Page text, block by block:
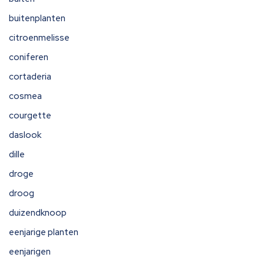
buitenplanten
citroenmelisse
coniferen
cortaderia
cosmea
courgette
daslook
dille
droge
droog
duizendknoop
eenjarige planten
eenjarigen